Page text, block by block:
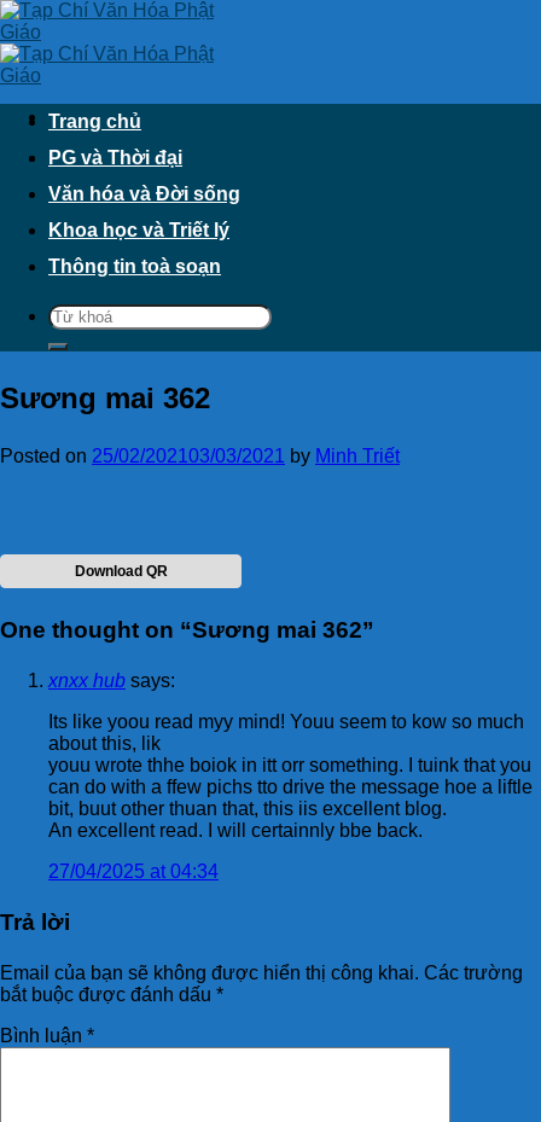
Skip
to
content
Trang chủ
PG và Thời đại
Văn hóa và Đời sống
Khoa học và Triết lý
Thông tin toà soạn
Sương mai 362
Posted on 25/02/202103/03/2021 by Minh Triết
Download QR
One thought on “Sương mai 362”
xnxx hub says:
Its like yoou read myy mind! Youu seem to kow so much
about this, lik
youu wrote thhe boiok in itt orr something. I tuink that you
can do with a ffew pichs tto drive the message hoe a liftle
bit, buut other thuan that, this iis excellent blog.
An excellent read. I will certainnly bbe back.
27/04/2025 at 04:34
Trả lời
Email của bạn sẽ không được hiển thị công khai. Các trường
bắt buộc được đánh dấu *
Bình luận *